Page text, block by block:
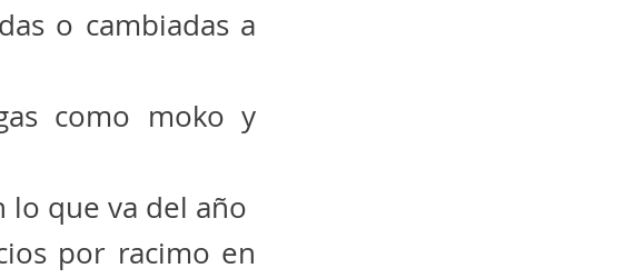
o cambiadas a
como moko y
lo que va del año
por racimo en